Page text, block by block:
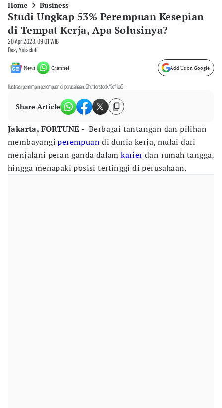
Home Business
Studi Ungkap 53% Perempuan Kesepian
di Tempat Kerja, Apa Solusinya?
20 Apr 2023, 09:01 WIB
Desy Yuliastuti
News Channel Add Us on Google
Ilustrasi pemimpin perempuan di perusahaan. Shutterstock/SofikoS
Share Article
Jakarta, FORTUNE - Berbagai tantangan dan pilihan
membayangiperempuandi dunia kerja, mulai dari
menjalani peran ganda dalamkarier dan rumah tangga,
hingga menapaki posisi tertinggi di perusahaan.